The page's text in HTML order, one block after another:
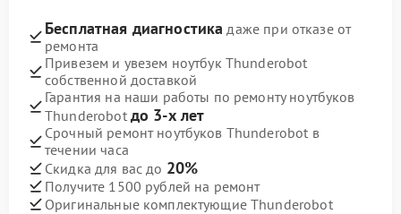
Бесплатная диагностика даже при отказе от
ремонта
Привезем и увезем ноутбук Thunderobot
собственной доставкой
Гарантия на наши работы по ремонту ноутбуков
Thunderobot до 3-х лет
Срочный ремонт ноутбуков Thunderobot в
течении часа
Скидка для вас до 20%
Получите 1500 рублей на ремонт
Оригинальные комплектующие Thunderobot